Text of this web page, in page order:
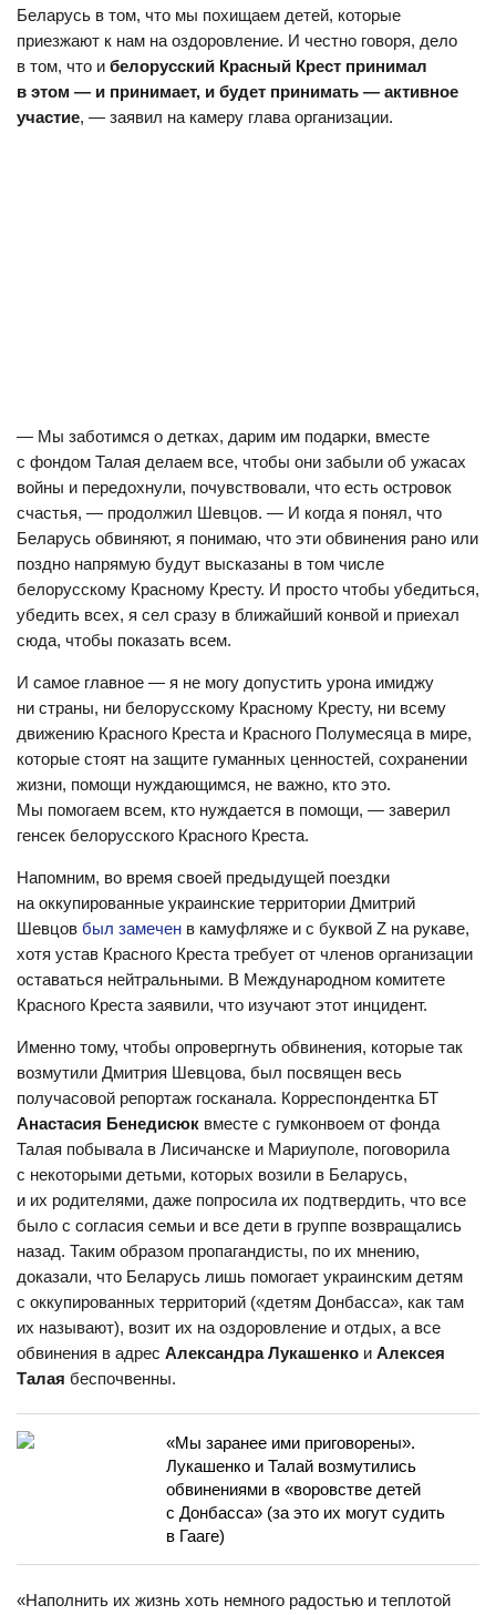
Беларусь в том, что мы похищаем детей, которые
приезжают к нам на оздоровление. И честно говоря, дело
в том, что и белорусский Красный Крест принимал
в этом — и принимает, и будет принимать — активное
участие, — заявил на камеру глава организации.
— Мы заботимся о детках, дарим им подарки, вместе
с фондом Талая делаем все, чтобы они забыли об ужасах
войны и передохнули, почувствовали, что есть островок
счастья, — продолжил Шевцов. — И когда я понял, что
Беларусь обвиняют, я понимаю, что эти обвинения рано или
поздно напрямую будут высказаны в том числе
белорусскому Красному Кресту. И просто чтобы убедиться,
убедить всех, я сел сразу в ближайший конвой и приехал
сюда, чтобы показать всем.
И самое главное — я не могу допустить урона имиджу
ни страны, ни белорусскому Красному Кресту, ни всему
движению Красного Креста и Красного Полумесяца в мире,
которые стоят на защите гуманных ценностей, сохранении
жизни, помощи нуждающимся, не важно, кто это.
Мы помогаем всем, кто нуждается в помощи, — заверил
генсек белорусского Красного Креста.
Напомним, во время своей предыдущей поездки
на оккупированные украинские территории Дмитрий
Шевцов был замечен в камуфляже и с буквой Z на рукаве,
хотя устав Красного Креста требует от членов организации
оставаться нейтральными. В Международном комитете
Красного Креста заявили, что изучают этот инцидент.
Именно тому, чтобы опровергнуть обвинения, которые так
возмутили Дмитрия Шевцова, был посвящен весь
получасовой репортаж госканала. Корреспондентка БТ
Анастасия Бенедисюк вместе с гумконвоем от фонда
Талая побывала в Лисичанске и Мариуполе, поговорила
с некоторыми детьми, которых возили в Беларусь,
и их родителями, даже попросила их подтвердить, что все
было с согласия семьи и все дети в группе возвращались
назад. Таким образом пропагандисты, по их мнению,
доказали, что Беларусь лишь помогает украинским детям
с оккупированных территорий («детям Донбасса», как там
их называют), возит их на оздоровление и отдых, а все
обвинения в адрес Александра Лукашенко и Алексея
Талая беспочвенны.
«Мы заранее ими приговорены».
Лукашенко и Талай возмутились
обвинениями в «воровстве детей
с Донбасса» (за это их могут судить
в Гааге)
«Наполнить их жизнь хоть немного радостью и теплотой